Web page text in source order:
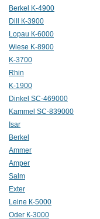
Berkel K-4900
Dill К-3900
Lopau К-6000
Wiese K-8900
K-3700
Rhin
K-1900
Dinkel SC-469000
Kammel SC-839000
Isar
Berkel
Ammer
Amper
Salm
Exter
Leine К-5000
Oder К-3000